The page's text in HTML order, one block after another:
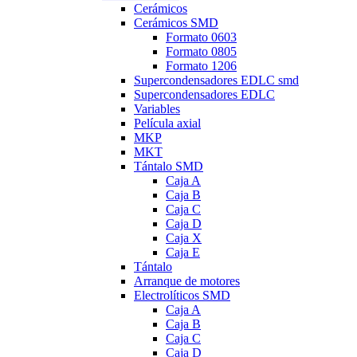
Cerámicos
Cerámicos SMD
Formato 0603
Formato 0805
Formato 1206
Supercondensadores EDLC smd
Supercondensadores EDLC
Variables
Película axial
MKP
MKT
Tántalo SMD
Caja A
Caja B
Caja C
Caja D
Caja X
Caja E
Tántalo
Arranque de motores
Electrolíticos SMD
Caja A
Caja B
Caja C
Caja D